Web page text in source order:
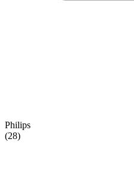
Philips
(28)